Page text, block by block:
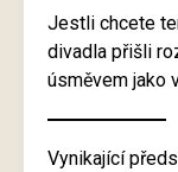
Jestli chcete
divadla přišli
úsměvem jako
Vynikající